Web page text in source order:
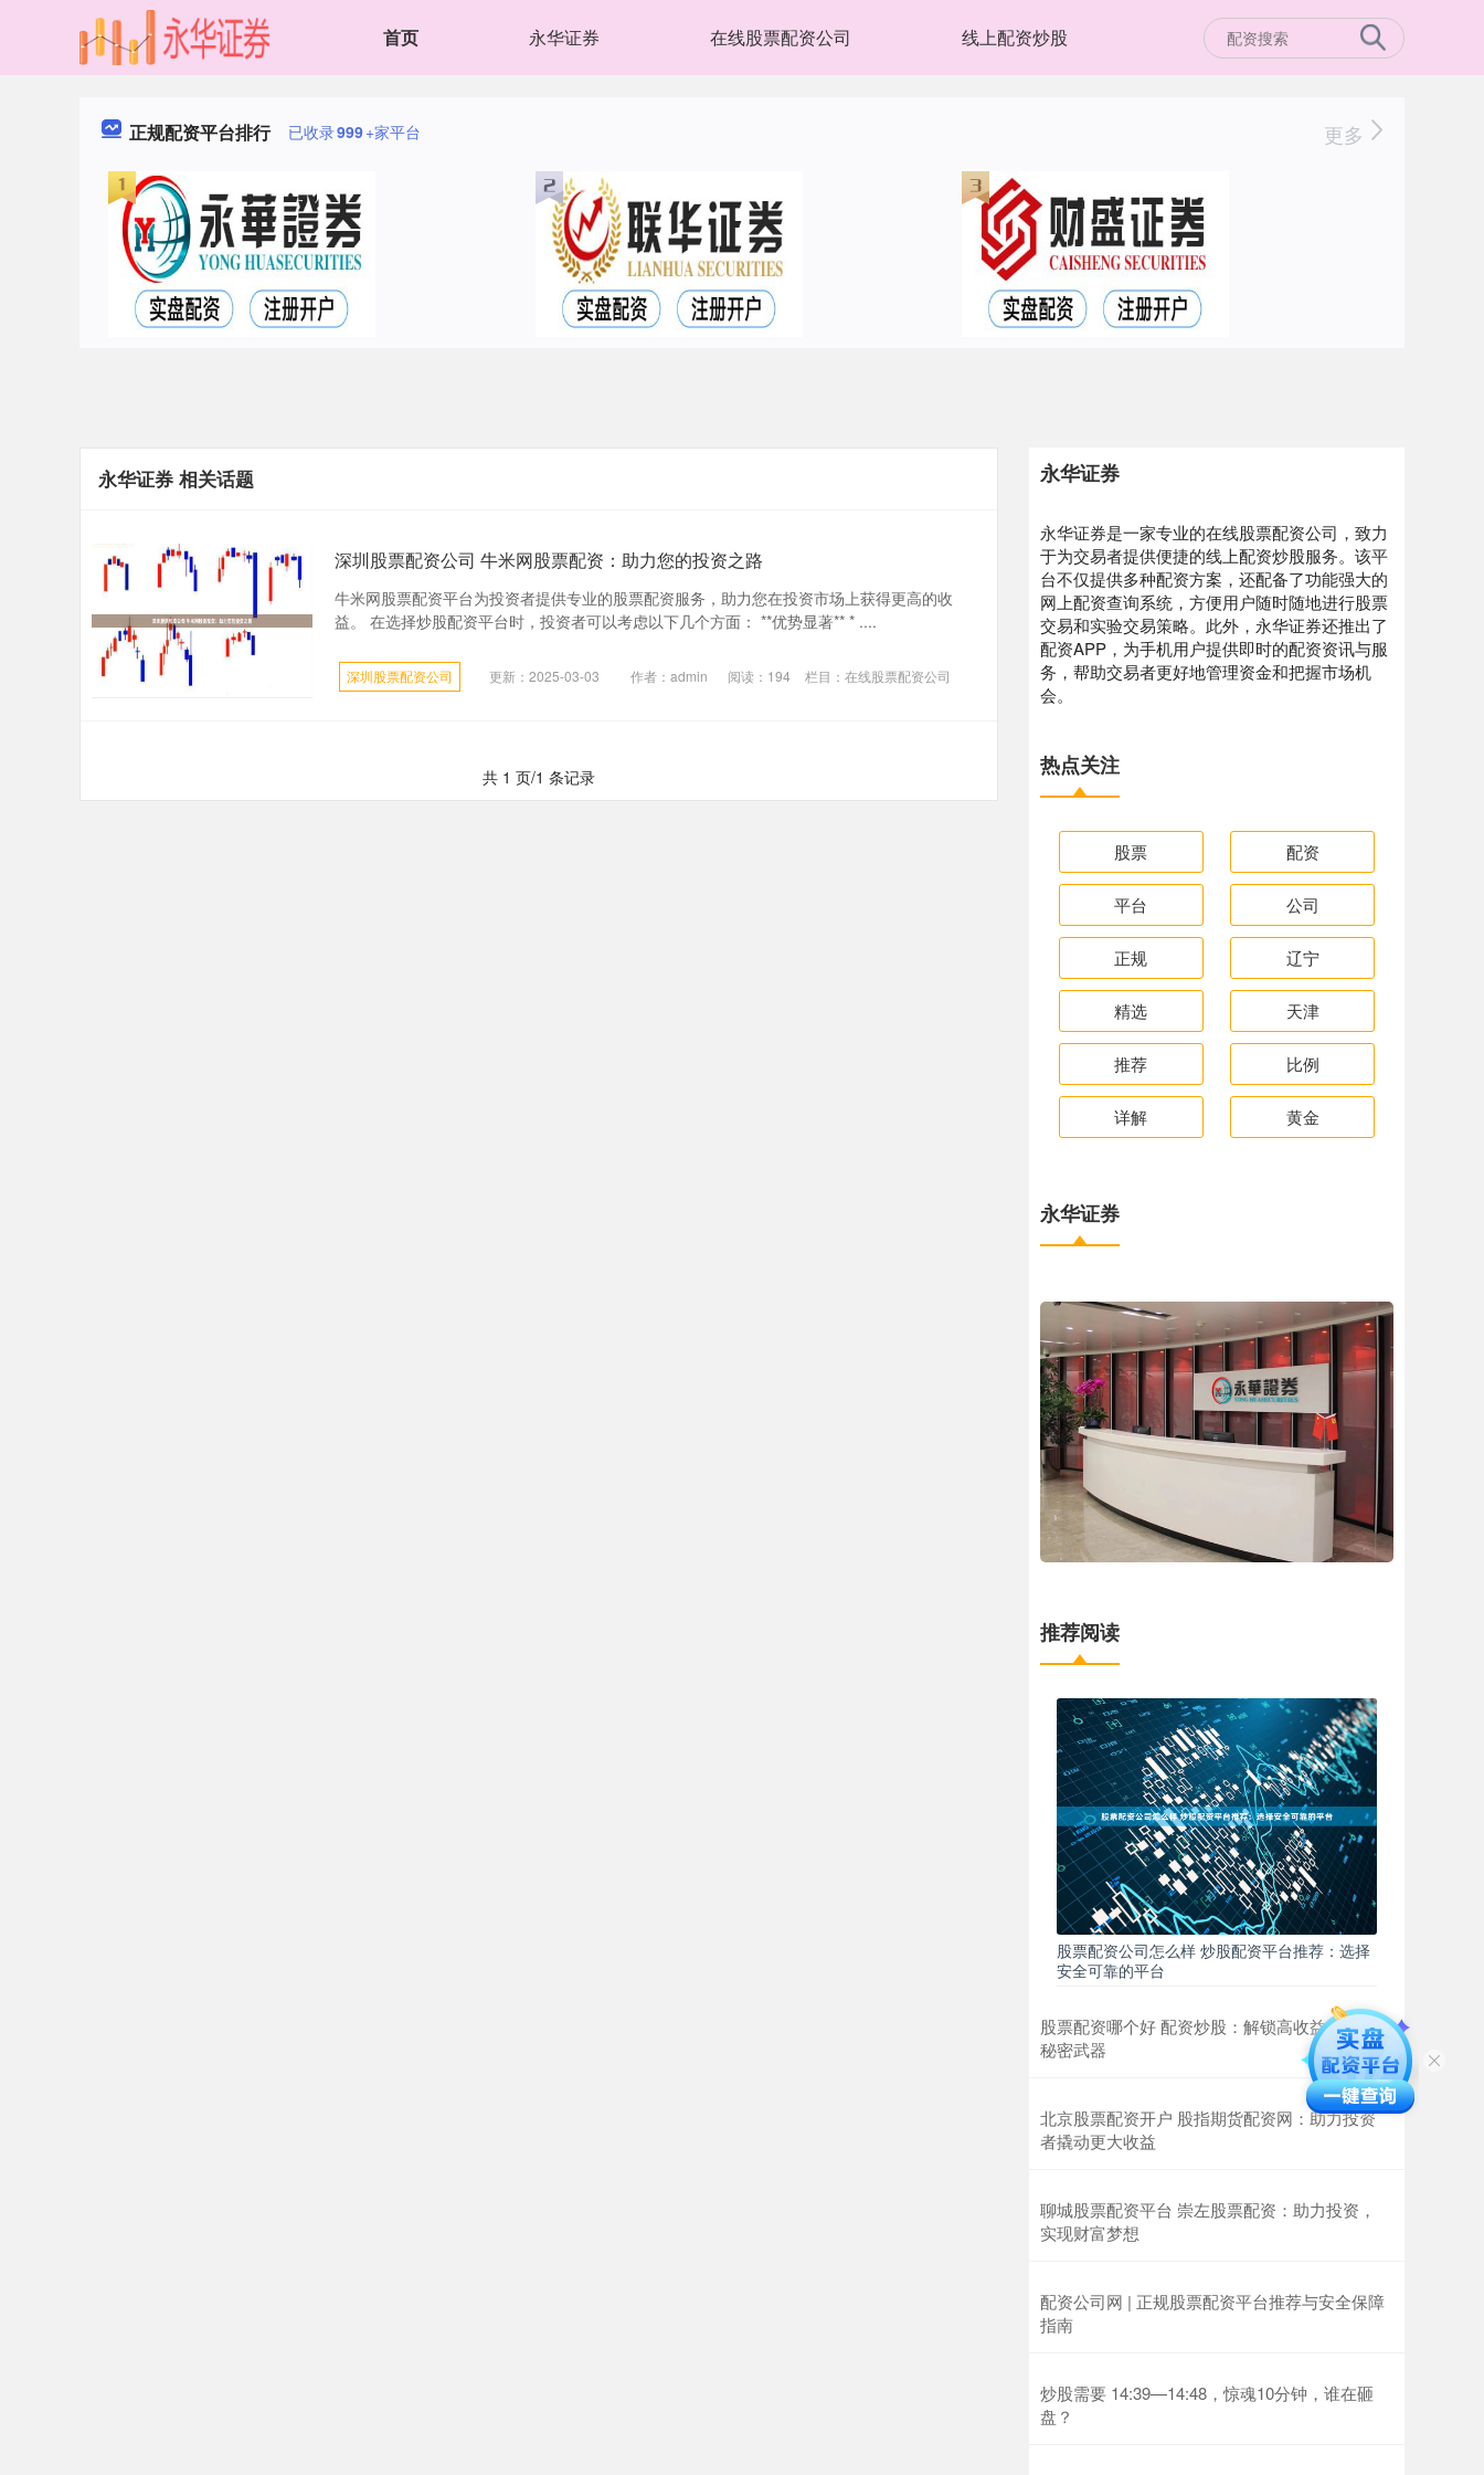
首页 永华证券 在线股票配资公司 线上配资炒股
正规配资平台排行 已收录999+家平台 更多
永华证券 相关话题
深圳股票配资公司 牛米网股票配资：助力您的投资之路
牛米网股票配资平台为投资者提供专业的股票配资服务，助力您在投资市场上获得更高的收
益。 在选择炒股配资平台时，投资者可以考虑以下几个方面： **优势显著** * ....
深圳股票配资公司 更新：2025-03-03 作者：admin 阅读： 194 栏目： 在线股票配资公司
共 1 页/1 条记录
永华证券
永华证券是一家专业的在线股票配资公司，致力
于为交易者提供便捷的线上配资炒股服务。该平
台不仅提供多种配资方案，还配备了功能强大的
网上配资查询系统，方便用户随时随地进行股票
交易和实验交易策略。此外，永华证券还推出了
配资APP，为手机用户提供即时的配资资讯与服
务，帮助交易者更好地管理资金和把握市场机
会。
热点关注
股票 配资
平台 公司
正规 辽宁
精选 天津
推荐 比例
详解 黄金
永华证券
推荐阅读
股票配资公司怎么样 炒股配资平台推荐：选择
安全可靠的平台
股票配资哪个好 配资炒股：解锁高收益交易的
秘密武器
北京股票配资开户 股指期货配资网：助力投资
者撬动更大收益
聊城股票配资平台 崇左股票配资：助力投资，
实现财富梦想
配资公司网 | 正规股票配资平台推荐与安全保障
指南
炒股需要 14:39—14:48，惊魂10分钟，谁在砸
盘？